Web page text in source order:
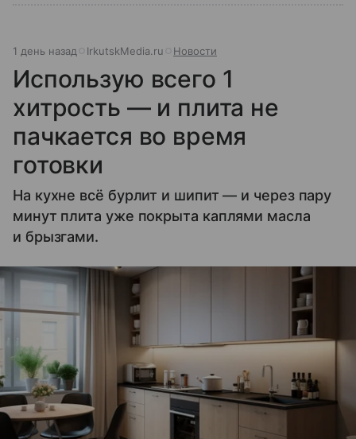
1 день назад IrkutskMedia.ru Новости
Использую всего 1
хитрость — и плита не
пачкается во время
готовки
На кухне всё бурлит и шипит — и через пару
минут плита уже покрыта каплями масла
и брызгами.